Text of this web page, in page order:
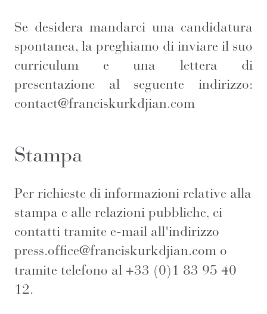
Se desidera mandarci una candidatura
spontanea, la preghiamo di inviare il suo
curriculum e una lettera di
presentazione al seguente indirizzo:
contact@franciskurkdjian.com
Stampa
Per richieste di informazioni relative alla
stampa e alle relazioni pubbliche, ci
contatti tramite e-mail all'indirizzo
press.office@franciskurkdjian.com o
tramite telefono al +33 (0)1 83 95 40
12.